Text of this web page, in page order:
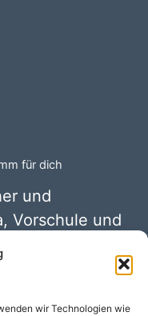
wir Technologien wie
für dich
und
Vorschule und
Kindergarten